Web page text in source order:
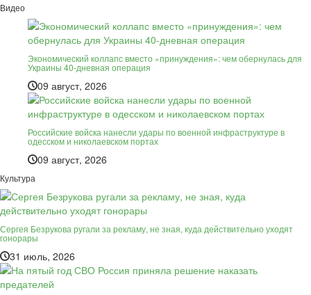
Видео
Экономический коллапс вместо «принуждения»: чем обернулась для
Украины 40-дневная операция
09 август, 2026
Российские войска нанесли удары по военной инфраструктуре в
одесском и николаевском портах
09 август, 2026
Культура
Сергея Безрукова ругали за рекламу, не зная, куда действительно уходят
гонорары
31 июль, 2026